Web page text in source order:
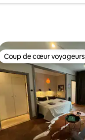
Coup de cœur voyageurs
Coup de cœur voyageurs